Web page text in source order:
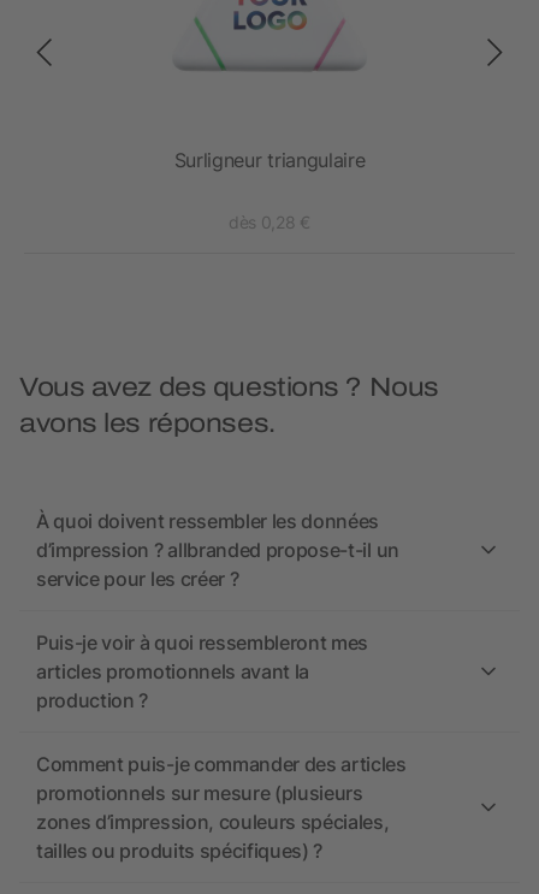
Surligneur triangulaire
dès 0,28 €
Vous avez des questions ? Nous
avons les réponses.
À quoi doivent ressembler les données
d’impression ? allbranded propose-t-il un
service pour les créer ?
Puis-je voir à quoi ressembleront mes
articles promotionnels avant la
production ?
Comment puis-je commander des articles
promotionnels sur mesure (plusieurs
zones d’impression, couleurs spéciales,
tailles ou produits spécifiques) ?